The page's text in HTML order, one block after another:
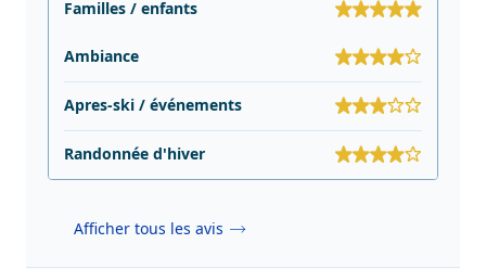
Familles / enfants
Ambiance
Apres-ski / événements
Randonnée d'hiver
Afficher tous les avis